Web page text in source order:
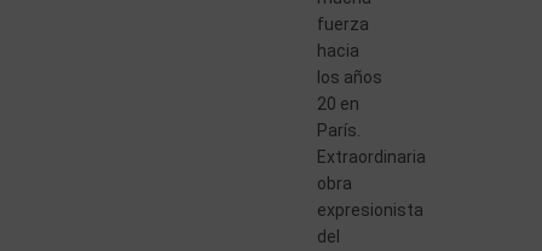
fuerza
hacia
los años
20 en
París.
Extraordinaria
obra
expresionista
del